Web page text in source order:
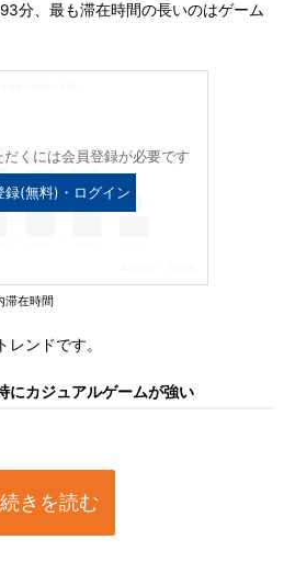
分、最も滞在時間の長いのはゲーム
くには会員登録が必要です
録(無料)・ログイン
滞在時間
ンドです。
にカジュアルゲームが強い
続きを読む